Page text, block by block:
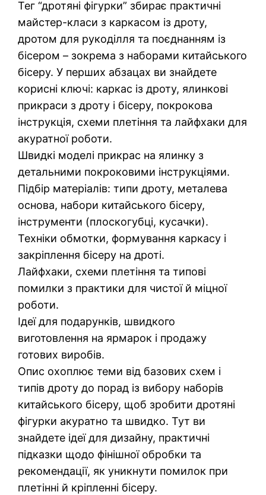
Тег “дротяні фігурки” збирає практичні
майстер-класи з каркасом із дроту,
дротом для рукоділля та поєднанням із
бісером – зокрема з наборами китайського
бісеру. У перших абзацах ви знайдете
корисні ключі: каркас із дроту, ялинкові
прикраси з дроту і бісеру, покрокова
інструкція, схеми плетіння та лайфхаки для
акуратної роботи.
Швидкі моделі прикрас на ялинку з
детальними покроковими інструкціями.
Підбір матеріалів: типи дроту, металева
основа, набори китайського бісеру,
інструменти (плоскогубці, кусачки).
Техніки обмотки, формування каркасу і
закріплення бісеру на дроті.
Лайфхаки, схеми плетіння та типові
помилки з практики для чистої й міцної
роботи.
Ідеї для подарунків, швидкого
виготовлення на ярмарок і продажу
готових виробів.
Опис охоплює теми від базових схем і
типів дроту до порад із вибору наборів
китайського бісеру, щоб зробити дротяні
фігурки акуратно та швидко. Тут ви
знайдете ідеї для дизайну, практичні
підказки щодо фінішної обробки та
рекомендації, як уникнути помилок при
плетінні й кріпленні бісеру.